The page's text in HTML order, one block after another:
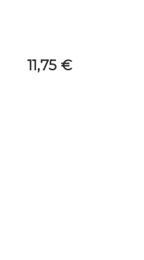
11,75 €